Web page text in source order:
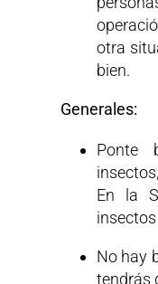
otra
bien.
Generales:
Ponte
En la
No hay
tendrás